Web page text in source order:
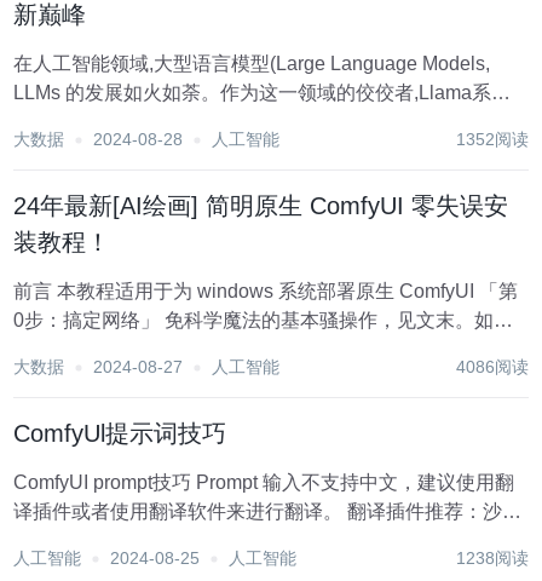
新巅峰
在人工智能领域,大型语言模型(Large Language Models,
LLMs 的发展如火如荼。作为这一领域的佼佼者,Llama系列
构、训练方法等方面的创新再次引发业界热议。本文将深入
大数据 2024-08-28 人工智能 1352阅读
24年最新[AI绘画] 简明原生 ComfyUI 零失误安
装教程！
前言 本教程适用于为 windows 系统部署原生 ComfyUI 「第
0步：搞定网络」 免科学魔法的基本骚操作，见文末。如已
的必要前置工具」 **所有的AI设计工具，模型和插件，都已
大数据 2024-08-27 人工智能 4086阅读
ComfyUl提示词技巧
ComfyUI prompt技巧 Prompt 输入不支持中文，建议使用翻
译插件或者使用翻译软件来进行翻译。 翻译插件推荐：沙拉
写AI绘图的prompt 在Comfy...
人工智能 2024-08-25 人工智能 1238阅读